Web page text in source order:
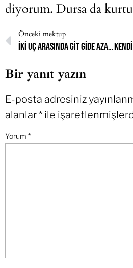
diyorum. Dursa da
Önceki mektup
İki uç arasında git gide azalan heveslerim ve yaşama isteğim
Bir yanıt yazın
E-posta adresiniz
alanlar* ile
Yorum *